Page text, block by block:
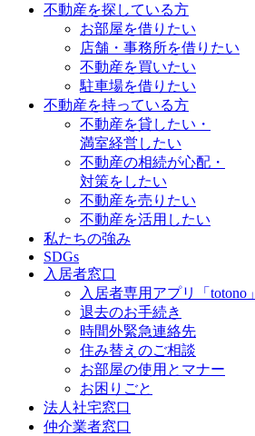
不動産を探している方
お部屋を借りたい
店舗・事務所を借りたい
不動産を買いたい
駐車場を借りたい
不動産を持っている方
不動産を貸したい・
満室経営したい
不動産の相続が心配・
対策をしたい
不動産を売りたい
不動産を活用したい
私たちの強み
SDGs
入居者窓口
入居者専用アプリ「totono」
退去のお手続き
時間外緊急連絡先
住み替えのご相談
お部屋の使用とマナー
お困りごと
法人社宅窓口
仲介業者窓口